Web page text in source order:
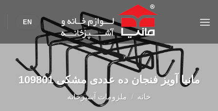
EN
مانیا آويز فنجان ده عددی مشکی 109801
خانه / ملزومات آشپزخانه